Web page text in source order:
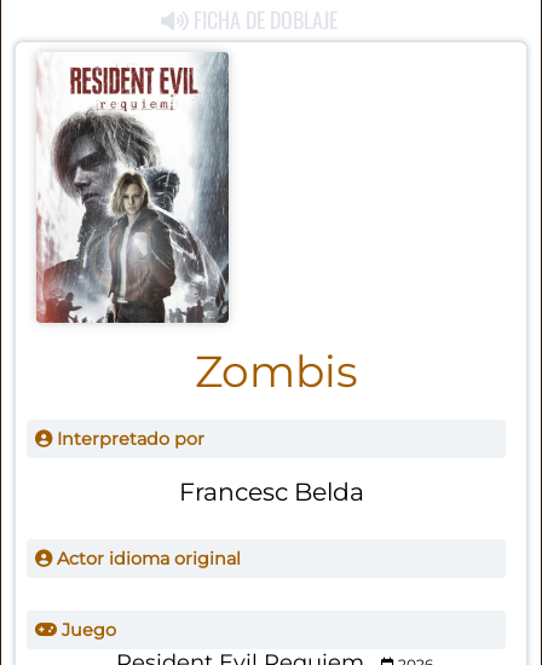
FICHA DE DOBLAJE
Zombis
Interpretado por
Francesc Belda
Actor idioma original
Juego